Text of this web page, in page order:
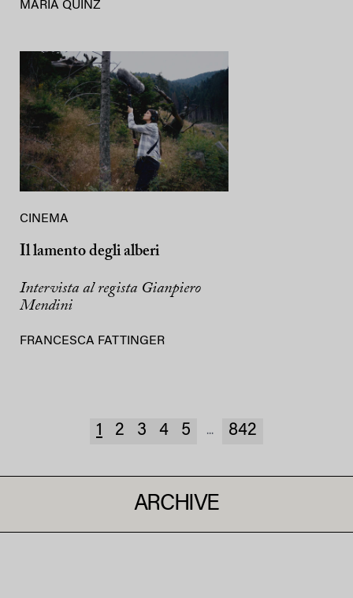
MARIA QUINZ
CINEMA
Il lamento degli alberi
Intervista al regista Gianpiero
Mendini
FRANCESCA FATTINGER
1 2 3 4 5 ... 842
ARCHIVE